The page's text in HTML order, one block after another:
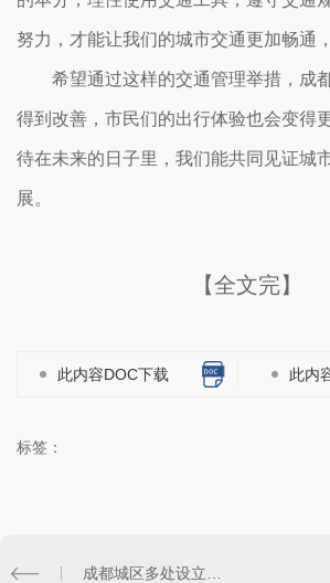
努力，才能让我们的城市交通更加畅通
希望通过这样的交通管理举措，成
得到改善，市民们的出行体验也会变得
待在未来的日子里，我们能共同见证城
展。
【全文完】
此内容DOC下载 此内
标签：